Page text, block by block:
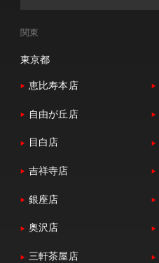
関東
東京都
恵比寿本店
自由が丘店
目白店
吉祥寺店
銀座店
奥沢店
三軒茶屋店